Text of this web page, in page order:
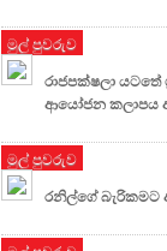
මුල් පුවරුව
රාජපක්ෂලා
ආයෝජන කලාපය
මුල් පුවරුව
රනිල්ගේ බැරිකමට